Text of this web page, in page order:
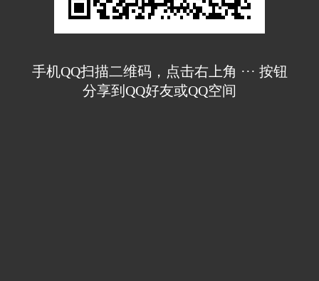
手机QQ扫描二维码，点击右上角 ··· 按钮
分享到QQ好友或QQ空间